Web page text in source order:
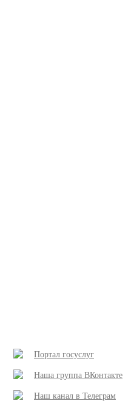
Портал госуслуг
Наша группа ВКонтакте
Наш канал в Телеграм